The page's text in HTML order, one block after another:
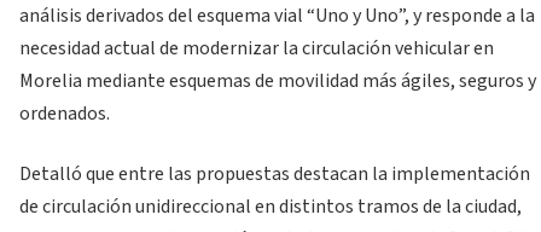
análisis derivados del esquema vial “Uno y Uno”, y responde a la
necesidad actual de modernizar la circulación vehicular en
Morelia mediante esquemas de movilidad más ágiles, seguros y
ordenados.
Detalló que entre las propuestas destacan la implementación
de circulación unidireccional en distintos tramos de la ciudad,